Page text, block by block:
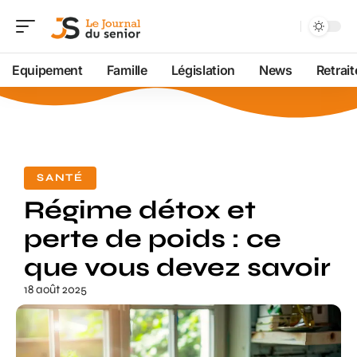
Equipement Famille Législation News
SANTÉ
Régime détox et
perte de poids : ce
que vous devez savoir
18 août 2025